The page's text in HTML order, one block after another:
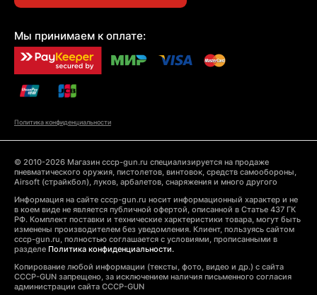
Мы принимаем к оплате:
Политика конфиденциальности
© 2010-2026 Магазин cccp-gun.ru специализируется на продаже
пневматического оружия, пистолетов, винтовок, средств самообороны,
Airsoft (страйкбол), луков, арбалетов, снаряжения и много другого
Информация на сайте cccp-gun.ru носит информационный характер и не
в коем виде не является публичной офертой, описанной в Статье 437 ГК
РФ. Комплект поставки и технические харктеристики товара, могут быть
изменены производителем без уведомления. Клиент, пользуясь сайтом
cccp-gun.ru, полностью соглашается с условиями, прописанными в
разделе Политика конфиденциальности.
Копирование любой информации (тексты, фото, видео и др.) с сайта
CCCP-GUN запрещено, за исключением наличия письменного согласия
администрации сайта CCCP-GUN